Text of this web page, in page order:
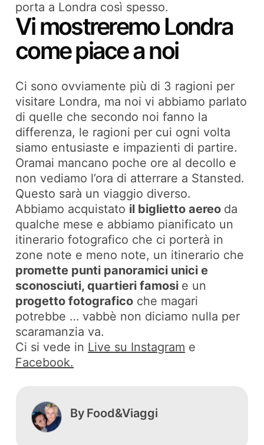
porta a Londra così spesso.
Vi mostreremo Londra
come piace a noi
Ci sono ovviamente più di 3 ragioni per
visitare Londra, ma noi vi abbiamo parlato
di quelle che secondo noi fanno la
differenza, le ragioni per cui ogni volta
siamo entusiaste e impazienti di partire.
Oramai mancano poche ore al decollo e
non vediamo l’ora di atterrare a Stansted.
Questo sarà un viaggio diverso.
Abbiamo acquistato il biglietto aereo da
qualche mese e abbiamo pianificato un
itinerario fotografico che ci porterà in
zone note e meno note, un itinerario che
promette punti panoramici unici e
sconosciuti, quartieri famosi e un
progetto fotografico che magari
potrebbe … vabbè non diciamo nulla per
scaramanzia va.
Ci si vede in Live su Instagram e
Facebook.
By Food&Viaggi